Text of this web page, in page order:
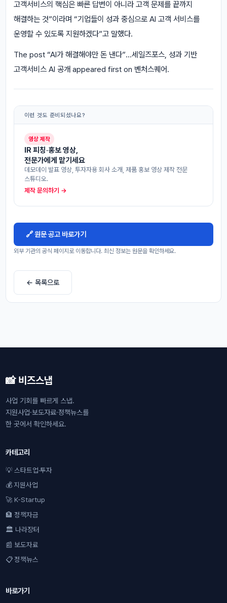
고객서비스의 핵심은 빠른 답변이 아니라 고객 문제를 끝까지
해결하는 것”이라며 “기업들이 성과 중심으로 AI 고객 서비스를
운영할 수 있도록 지원하겠다”고 말했다.
The post “AI가 해결해야만 돈 낸다”…세일즈포스, 성과 기반
고객서비스 AI 공개 appeared first on 벤처스퀘어.
이런 것도 준비되셨나요?
영상 제작
IR 피칭·홍보 영상,
전문가에게 맡기세요
데모데이 발표 영상, 투자자용 회사 소개, 제품 홍보 영상 제작 전문
스튜디오.
제작 문의하기 →
🔗 원문 공고 바로가기
외부 기관의 공식 페이지로 이동합니다. 최신 정보는 원문을 확인하세요.
← 목록으로
📸 비즈스냅
사업 기회를 빠르게 스냅.
지원사업·보도자료·정책뉴스를
한 곳에서 확인하세요.
카테고리
💡 스타트업·투자
💰 지원사업
🚀 K-Startup
🏦 정책자금
🏛 나라장터
📰 보도자료
📋 정책뉴스
바로가기